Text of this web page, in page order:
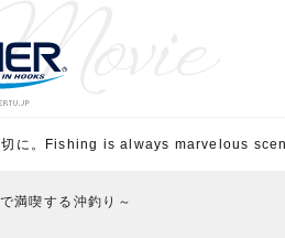
切に。Fishing is always marvelous
満喫する沖釣り～